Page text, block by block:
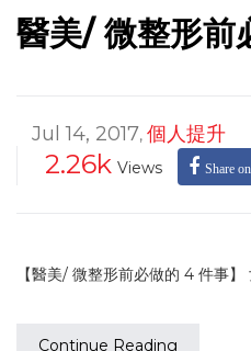
醫美/ 微整形前
Jul 14, 2017, 個人提升
2.26k Views Share
【醫美/ 微整形前必做的 4 件事
Continue Reading